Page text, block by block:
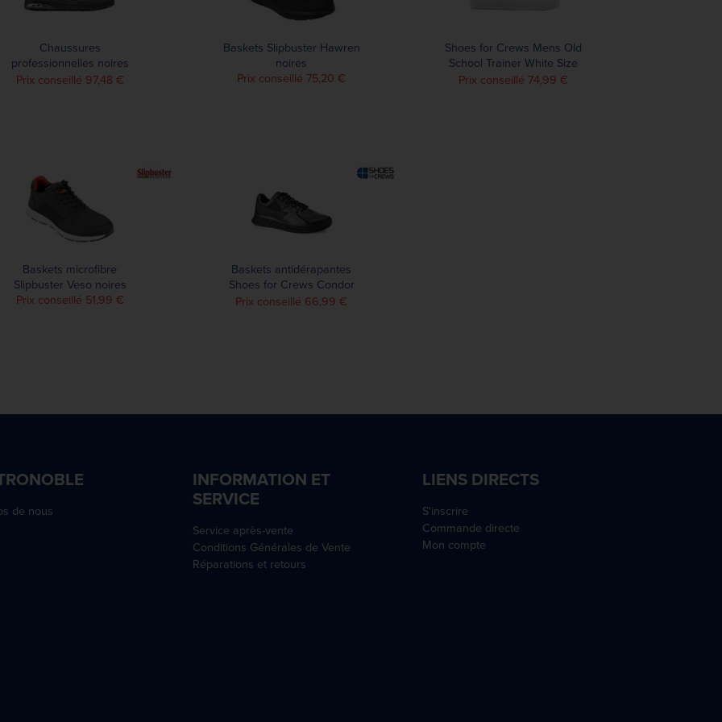
Chaussures
professionnelles noires
Shoes For Crews type
Prix conseillé 97,48 €
Baskets Slipbuster Hawren
noires
Prix conseillé 75,20 €
Shoes for Crews Mens Old
School Trainer White Size
36
Prix conseillé 74,99 €
Baskets microfibre
Slipbuster Veso noires
Prix conseillé 51,99 €
Baskets antidérapantes
Shoes for Crews Condor
homme 47
Prix conseillé 66,99 €
de nous
INFORMATION ET
SERVICE
Service après-vente
Conditions Générales de Vente
Réparations et retours
LIENS DIRECTS
S'inscrire
Commande directe
Mon compte